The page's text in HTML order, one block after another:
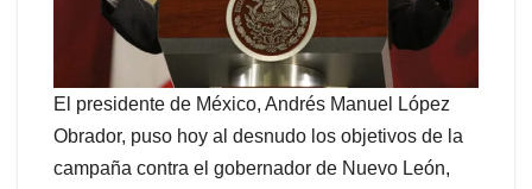
El presidente de México, Andrés Manuel López
Obrador, puso hoy al desnudo los objetivos de la
campaña contra el gobernador de Nuevo León,